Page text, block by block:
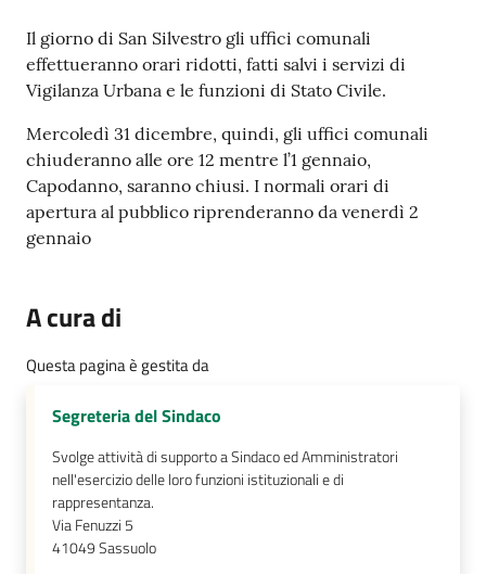
V
s
i
t
S
a
u
l
Tutti
argomenti...
Contenuto
Il giorno di San Silvestro gli uffici comunali
effettueranno orari ridotti, fatti salvi i servizi di
Vigilanza Urbana e le funzioni di Stato Civile.
Mercoledì 31 dicembre, quindi, gli uffici comunali
chiuderanno alle ore 12 mentre l’1 gennaio,
Capodanno, saranno chiusi. I normali orari di
apertura al pubblico riprenderanno da venerdì 2
gennaio
A cura di
Questa pagina è gestita da
Segreteria del Sindaco
Svolge attività di supporto a Sindaco ed Amministratori
nell'esercizio delle loro funzioni istituzionali e di
rappresentanza.
Via Fenuzzi 5
41049Sassuolo